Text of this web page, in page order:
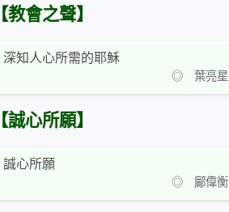
【教會之聲】
深知人心所需的耶穌
◎ 葉亮星
【誠心所願】
誠心所願
◎ 鄺偉衡